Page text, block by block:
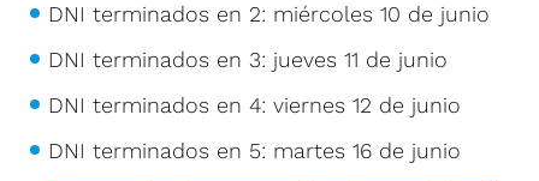
DNI terminados en 2: miércoles 10 de junio
DNI terminados en 3: jueves 11 de junio
DNI terminados en 4: viernes 12 de junio
DNI terminados en 5: martes 16 de junio